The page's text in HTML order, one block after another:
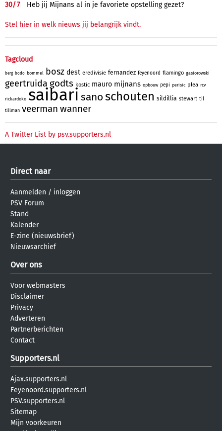
30/7 Heb jij Mijnans al in je favoriete opstelling gezet?
Stel hier in welk nieuws jij belangrijk vindt.
Tagcloud
berg bodo bommel bosz dest eredivisie fernandez feyenoord flamingo gasiorowski
geertruida godts kostic mauro mijnans opbouw pepi perisic plea rcv
rickardoko saibari sanoschouten sildillia stewart til
tillman veerman wanner
A Twitter List by psv.supporters.nl
Direct naar
Aanmelden / inloggen
PSV Forum
Stand
Kalender
E-zine (nieuwsbrief)
Nieuwsarchief
Over ons
Voor webmasters
Disclaimer
Privacy
Adverteren
Partnerberichten
Contact
Supporters.nl
Ajax.supporters.nl
Feyenoord.supporters.nl
PSV.supporters.nl
Sitemap
Mijn voorkeuren